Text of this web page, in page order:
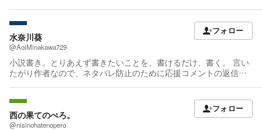
水奈川葵
@AoiMinakawa729
小説書き。とりあえず書きたいことを、書けるだけ、書く。 言い
たがり作者なので、ネタバレ防止のために応援コメントの返信は
削除します） ご了承ください。 ※追記※完結済作品の最終話へのコ
メントは（ネタバレにならないだろうから）します。
フォロー
西の果てのぺろ。
@nisinohatenopero
フォロー